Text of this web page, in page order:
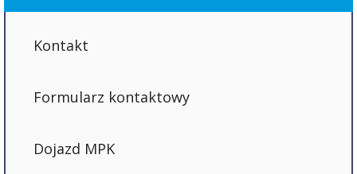
Kontakt
Formularz kontaktowy
Dojazd MPK